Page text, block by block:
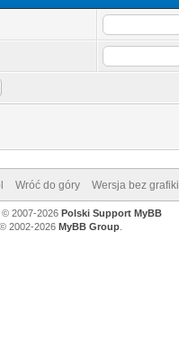
Wróć do góry Wersja bez grafiki
© 2007-2026 Polski Support MyBB
, © 2002-2026 MyBB Group